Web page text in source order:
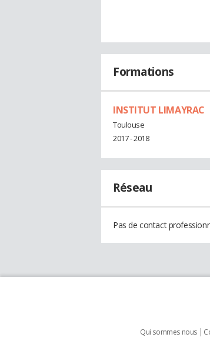
Formations
INSTITUT LIMAYRAC
Toulouse
2017 - 2018
Réseau
Pas de contact
Qui sommes nous